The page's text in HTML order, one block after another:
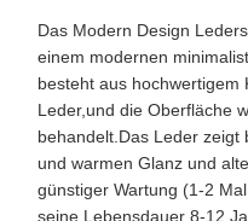
Das Modern Design
einem modernen
besteht aus hochwertigem
Leder,und die Oberfläche
behandelt.Das Leder zeigt
und warmen Glanz und
günstiger Wartung (1-2
seine Lebensdauer 8-12